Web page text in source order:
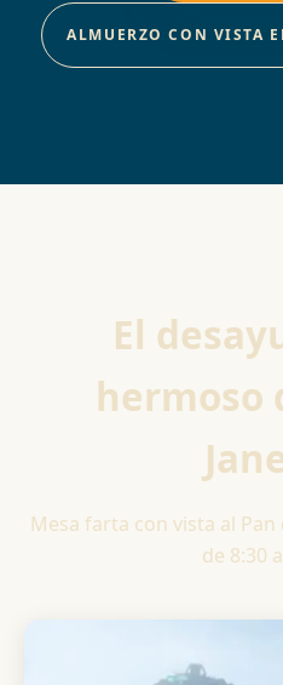
ALMUERZO CON VISTA
El
hermoso
Mesa farta con vista al Pan
de 8:30